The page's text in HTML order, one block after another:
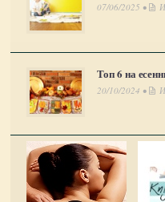
07/06/2025 •
Топ 6 на
20/10/2024 •